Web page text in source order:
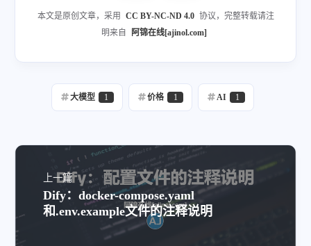
本文是原创文章，采用 CC BY-NC-ND 4.0 协议，完整转载请注
明来自
阿锦在线[ajinol.com]
大模型 1 价格 1 AI 1
上一篇
Dify：docker-compose.yaml
和.env.example文件的注释说明